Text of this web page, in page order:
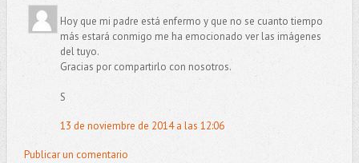
Hoy que mi padre está enfermo y que no se cuanto tiempo
más estará conmigo me ha emocionado ver las imágenes
del tuyo.
Gracias por compartirlo con nosotros.
S
13 de noviembre de 2014 a las 12:06
Publicar un comentario